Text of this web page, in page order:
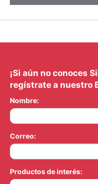
¡Si aún no conoces
regístrate a nuestro
Nombre:
Correo:
Productos de interés: